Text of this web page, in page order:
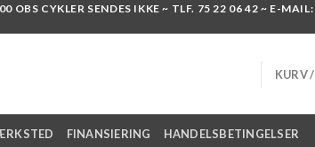
CYKLER SENDES IKKE ~ TLF. 75 22 06 42 ~ E-MAIL:
KURV /
FINANSIERING HANDELSBETINGELSER